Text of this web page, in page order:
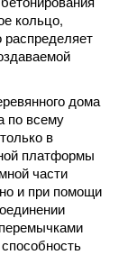
кольцо,
распределяет
дома
по всему
в
платформы
части
и при помощи